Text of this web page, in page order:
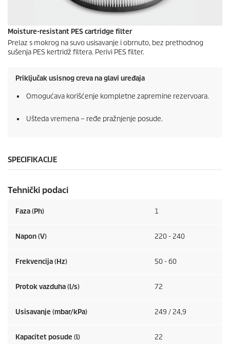
Moisture-resistant PES cartridge filter
Prelaz s mokrog na suvo usisavanje i obrnuto, bez prethodnog
sušenja PES kertridž filtera. Perivi PES filter.
Priključak usisnog creva na glavi uređaja
Omogućava korišćenje kompletne zapremine rezervoara.
Ušteda vremena – ređe pražnjenje posude.
SPECIFIKACIJE
Tehnički podaci
Faza (Ph) 1
Napon (V) 220 - 240
Frekvencija (Hz) 50 - 60
Protok vazduha (l/s) 72
Usisavanje (mbar/kPa) 249 / 24,9
Kapacitet posude (l) 22